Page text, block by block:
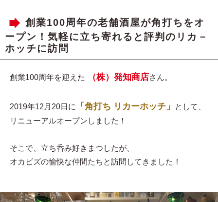
創業100周年の老舗酒屋が角打ちをオ
ープン！気軽に立ち寄れると評判のリカ－
ホッチに訪問
創業100周年を迎えた （株）発知商店さん。
2019年12月20日に 「角打ち リカーホッチ」
として、
リニューアルオープンしました！
そこで、立ち呑み好きまつしたが、
オカビズの愉快な仲間たちと訪問してきました！